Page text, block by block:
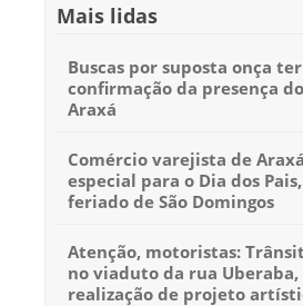
Mais lidas
Buscas por suposta onça
confirmação da presença
Araxá
Comércio varejista de
especial para o Dia dos
feriado de São Domingos
Atenção, motoristas:
no viaduto da rua
realização de projeto